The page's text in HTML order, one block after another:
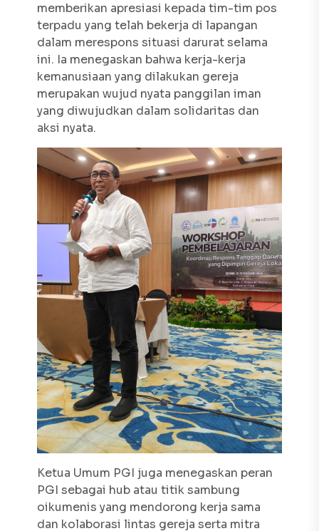
memberikan apresiasi kepada tim-tim pos
terpadu yang telah bekerja di lapangan
dalam merespons situasi darurat selama
ini. Ia menegaskan bahwa kerja-kerja
kemanusiaan yang dilakukan gereja
merupakan wujud nyata panggilan iman
yang diwujudkan dalam solidaritas dan
aksi nyata.
Ketua Umum PGI juga menegaskan peran
PGI sebagai hub atau titik sambung
oikumenis yang mendorong kerja sama
dan kolaborasi lintas gereja serta mitra